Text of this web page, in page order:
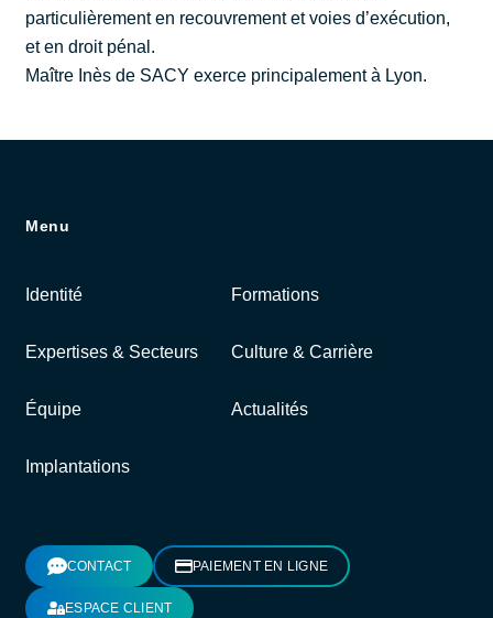
particulièrement en recouvrement et voies d’exécution,
et en droit pénal.
Maître Inès de SACY exerce principalement à Lyon.
Menu
Identité Formations
Expertises & Secteurs Culture & Carrière
Équipe Actualités
Implantations
CONTACT PAIEMENT EN LIGNE
ESPACE CLIENT